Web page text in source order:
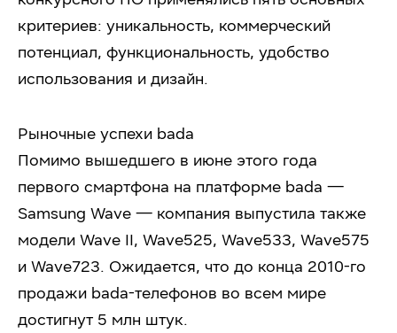
критериев: уникальность, коммерческий
потенциал, функциональность, удобство
использования и дизайн.
Рыночные успехи bada
Помимо вышедшего в июне этого года
первого смартфона на платформе bada —
Samsung Wave — компания выпустила также
модели Wave II, Wave525, Wave533, Wave575
и Wave723. Ожидается, что до конца 2010-го
продажи bada-телефонов во всем мире
достигнут 5 млн штук.